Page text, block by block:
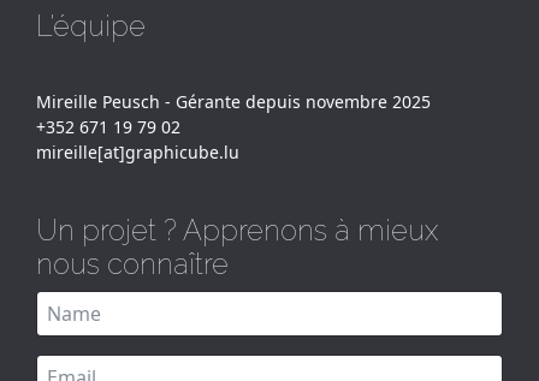
L'équipe
Mireille Peusch - Gérante depuis novembre 2025
+352 671 19 79 02
mireille[at]graphicube.lu
Un projet ? Apprenons à mieux
nous connaître